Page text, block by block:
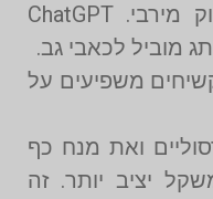
תלת־ממד כדי להבטיח דיוק מירבי. ChatGPT
קשיחים משפיעים על
ואת מנח כף
יציב יותר. זה